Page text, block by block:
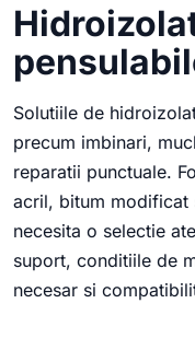
Solutiile de
precum imbinari,
reparatii punctuale.
acril, bitum modificat
necesita o selectie
suport, conditiile de
necesar si